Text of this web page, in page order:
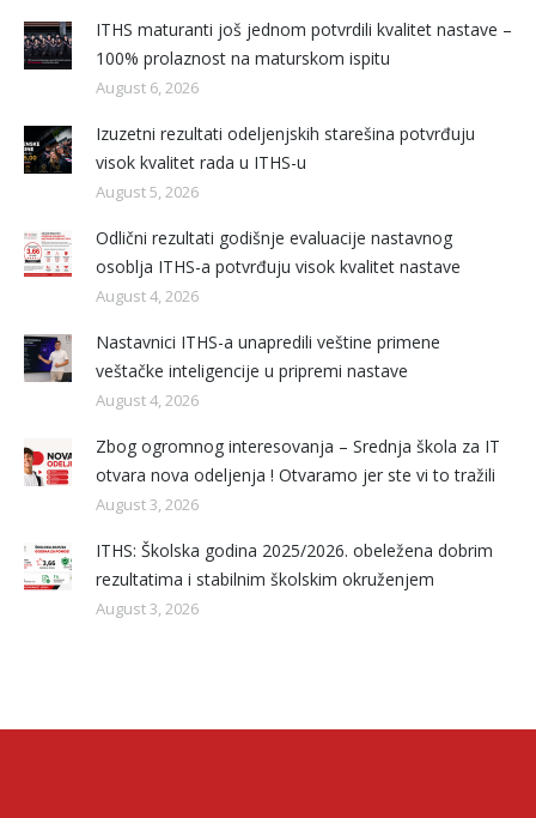
ITHS maturanti još jednom potvrdili kvalitet nastave –
100% prolaznost na maturskom ispitu
August 6, 2026
Izuzetni rezultati odeljenjskih starešina potvrđuju
visok kvalitet rada u ITHS-u
August 5, 2026
Odlični rezultati godišnje evaluacije nastavnog
osoblja ITHS-a potvrđuju visok kvalitet nastave
August 4, 2026
Nastavnici ITHS-a unapredili veštine primene
veštačke inteligencije u pripremi nastave
August 4, 2026
Zbog ogromnog interesovanja – Srednja škola za IT
otvara nova odeljenja ! Otvaramo jer ste vi to tražili
August 3, 2026
ITHS: Školska godina 2025/2026. obeležena dobrim
rezultatima i stabilnim školskim okruženjem
August 3, 2026